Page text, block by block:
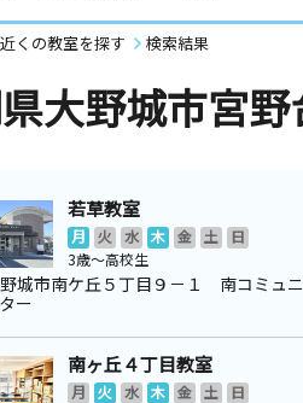
くの教室を探す 検索結果
大野城市宮野
若草教室
月 火 水 木 金 土
日
3歳～高校生
城市南ケ丘５丁目９－１ 南コミュニ
ー
南ヶ丘４丁目教室
月 火 水 木 金 土
日